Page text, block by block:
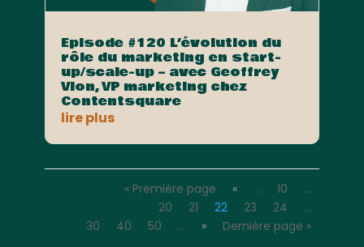
Episode #120 L’évolution du
rôle du marketing en start-
up/scale-up – avec Geoffrey
Vion, VP marketing chez
Contentsquare
lire plus
« Première page « … 10
…
20
21 22 23 24
…
30
40 50 … » Dernière page »